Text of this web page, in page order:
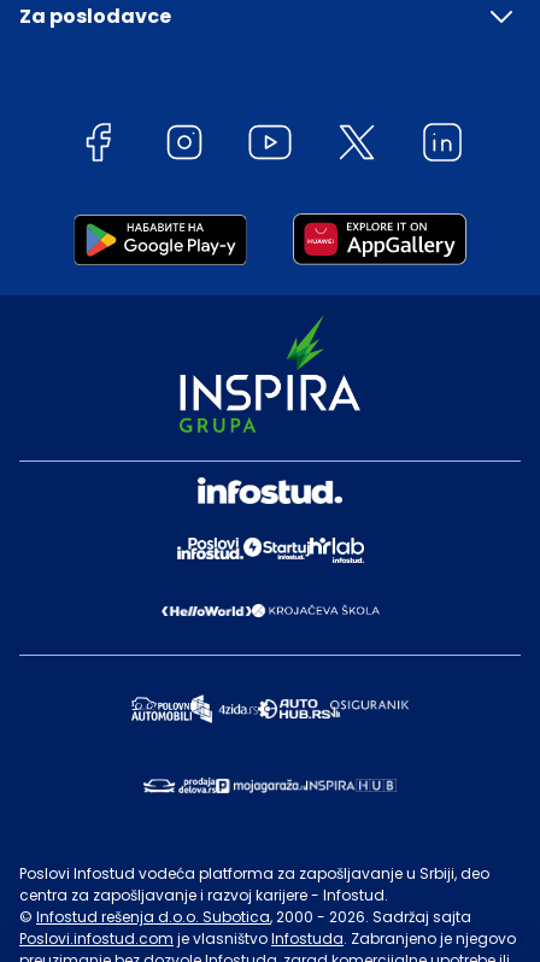
Za poslodavce
Poslovi Infostud vodeća platforma za zapošljavanje u Srbiji, deo
centra za zapošljavanje i razvoj karijere - Infostud.
© Infostud rešenja d.o.o. Subotica, 2000 - 2026. Sadržaj sajta
Poslovi.infostud.com je vlasništvoInfostuda. Zabranjeno je njegovo